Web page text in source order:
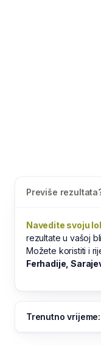
Previše
Navedite svoju
rezultate u vašoj
Možete koristiti i
Ferhadije,
Trenutno vrijeme: